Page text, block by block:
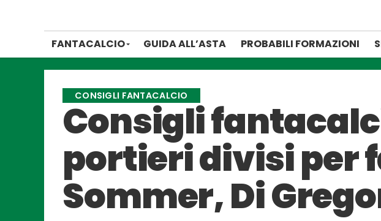
FANTACALCIO GUIDA ALL’ASTA PROBABILI FORMAZIONI
CONSIGLI FANTACALCIO
Consigli
portieri divisi per
Sommer, Di